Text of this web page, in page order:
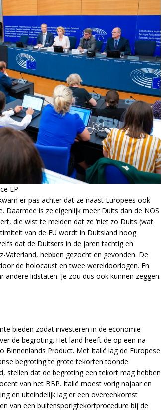
EP
er pas achter dat ze naast Europees ook
Daarmee is ze eigenlijk meer Duits dan de NOS
die wist te melden dat ze ‘niet zo Duits (wat
van de EU wordt in Duitsland hoog
dat de Duitsers in de jaren tachtig en
Vaterland, hebben gezocht en gevonden. De
de holocaust en twee wereldoorlogen. En
lidstaten. Je zou dus ook kunnen zeggen:
bieden zodat investeren in de economie
de begroting. Het land heeft de op een na
Binnenlands Product. Met Italië lag de Europese
begroting te grote tekorten toonde.
stellen dat de begroting een tekort mag hebben
van het BBP. Italië moest vorig najaar en
en uiteindelijk lag er een overeenkomst
van een buitensporigtekortprocedure bij de